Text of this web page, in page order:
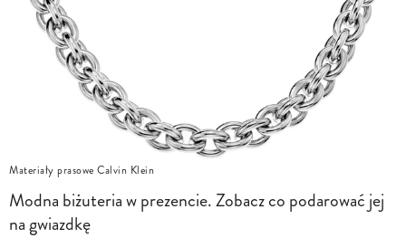
Materiały prasowe Calvin Klein
Modna biżuteria w prezencie. Zobacz co podarować jej
na gwiazdkę